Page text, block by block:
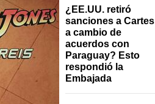
¿EE.UU. retiró
sanciones a Cartes
a cambio de
acuerdos con
Paraguay? Esto
respondió la
Embajada